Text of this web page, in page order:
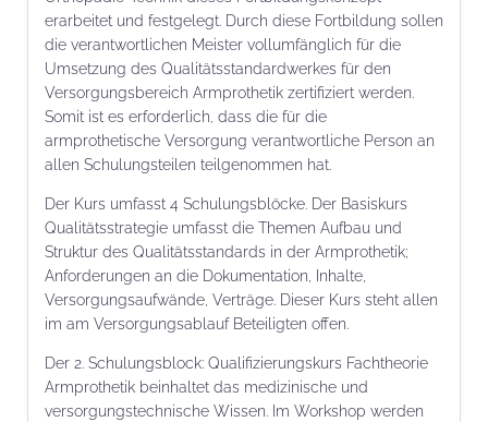
erarbeitet und festgelegt. Durch diese Fortbildung sollen
die verantwortlichen Meister vollumfänglich für die
Umsetzung des Qualitätsstandardwerkes für den
Versorgungsbereich Armprothetik zertifiziert werden.
Somit ist es erforderlich, dass die für die
armprothetische Versorgung verantwortliche Person an
allen Schulungsteilen teilgenommen hat.
Der Kurs umfasst 4 Schulungsblöcke. Der Basiskurs
Qualitätsstrategie umfasst die Themen Aufbau und
Struktur des Qualitätsstandards in der Armprothetik;
Anforderungen an die Dokumentation, Inhalte,
Versorgungsaufwände, Verträge. Dieser Kurs steht allen
im am Versorgungsablauf Beteiligten offen.
Der 2. Schulungsblock: Qualifizierungskurs Fachtheorie
Armprothetik beinhaltet das medizinische und
versorgungstechnische Wissen. Im Workshop werden